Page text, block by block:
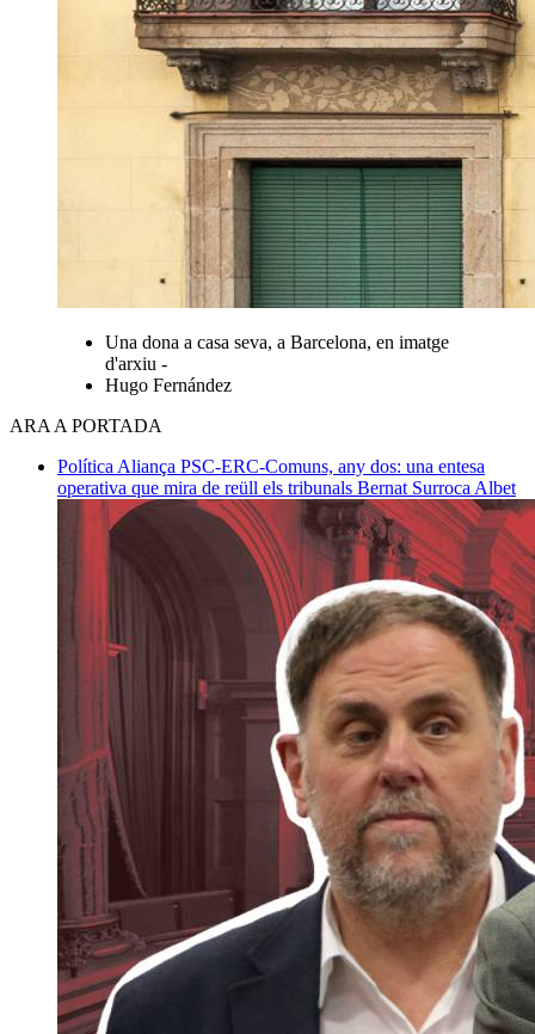
Una dona a casa seva, a Barcelona, en imatge
d'arxiu -
Hugo Fernández
ARA A PORTADA
Política Aliança PSC-ERC-Comuns, any dos: una entesa
operativa que mira de reüll els tribunals Bernat Surroca Albet